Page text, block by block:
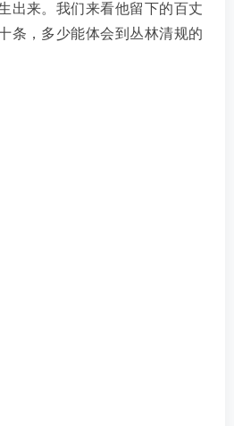
出来。我们来看他留下的百丈
条，多少能体会到丛林清规的